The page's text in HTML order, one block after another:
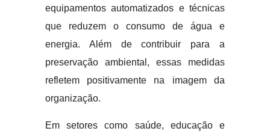
equipamentos automatizados e técnicas
que reduzem o consumo de água e
energia. Além de contribuir para a
preservação ambiental, essas medidas
refletem positivamente na imagem da
organização.
Em setores como saúde, educação e